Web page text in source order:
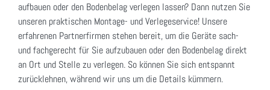
aufbauen oder den Bodenbelag verlegen lassen? Dann nutzen Sie
unseren praktischen Montage- und Verlegeservice! Unsere
erfahrenen Partnerfirmen stehen bereit, um die Geräte sach-
und fachgerecht für Sie aufzubauen oder den Bodenbelag direkt
an Ort und Stelle zu verlegen. So können Sie sich entspannt
zurücklehnen, während wir uns um die Details kümmern.